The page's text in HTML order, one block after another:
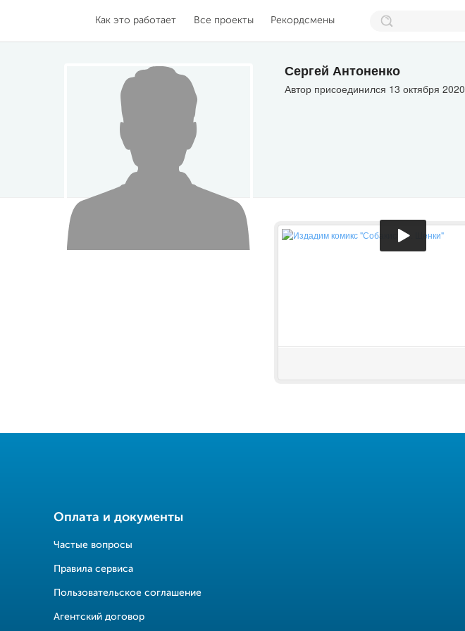
Как это работает Все проекты Рекордсмены
Сергей Антоненко
Автор присоединился 13 октября 2020
Оплата и документы
Частые вопросы
Правила сервиса
Пользовательское соглашение
Агентский договор